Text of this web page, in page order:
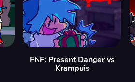
FNF: Present Danger vs
Krampuis